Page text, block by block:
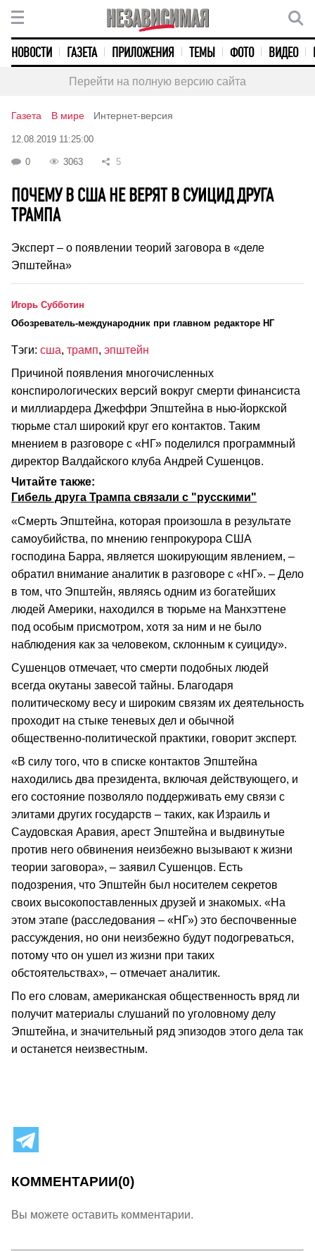
НОВОСТИ ГАЗЕТА ПРИЛОЖЕНИЯ ТЕМЫ ФОТО ВИДЕО
Перейти на полную версию сайта
Газета В мире Интернет-версия
12.08.2019 11:25:00
0 3063 5
ПОЧЕМУ В США НЕ ВЕРЯТ В СУИЦИД ДРУГА
ТРАМПА
Эксперт – о появлении теорий заговора в «деле
Эпштейна»
Игорь Субботин
Обозреватель-международник при главном редакторе НГ
Тэги: сша, трамп, эпштейн
Причиной появления многочисленных
конспирологических версий вокруг смерти финансиста
и миллиардера Джеффри Эпштейна в нью-йоркской
тюрьме стал широкий круг его контактов. Таким
мнением в разговоре с «НГ» поделился программный
директор Валдайского клуба Андрей Сушенцов.
Читайте также:
Гибель друга Трампа связали с "русскими"
«Смерть Эпштейна, которая произошла в результате
самоубийства, по мнению генпрокурора США
господина Барра, является шокирующим явлением, –
обратил внимание аналитик в разговоре с «НГ». – Дело
в том, что Эпштейн, являясь одним из богатейших
людей Америки, находился в тюрьме на Манхэттене
под особым присмотром, хотя за ним и не было
наблюдения как за человеком, склонным к суициду».
Сушенцов отмечает, что смерти подобных людей
всегда окутаны завесой тайны. Благодаря
политическому весу и широким связям их деятельность
проходит на стыке теневых дел и обычной
общественно-политической практики, говорит эксперт.
«В силу того, что в списке контактов Эпштейна
находились два президента, включая действующего, и
его состояние позволяло поддерживать ему связи с
элитами других государств – таких, как Израиль и
Саудовская Аравия, арест Эпштейна и выдвинутые
против него обвинения неизбежно вызывают к жизни
теории заговора», – заявил Сушенцов. Есть
подозрения, что Эпштейн был носителем секретов
своих высокопоставленных друзей и знакомых. «На
этом этапе (расследования – «НГ») это беспочвенные
рассуждения, но они неизбежно будут подогреваться,
потому что он ушел из жизни при таких
обстоятельствах», – отмечает аналитик.
По его словам, американская общественность вряд ли
получит материалы слушаний по уголовному делу
Эпштейна, и значительный ряд эпизодов этого дела так
и останется неизвестным.
КОММЕНТАРИИ(0)
Вы можете оставить комментарии.